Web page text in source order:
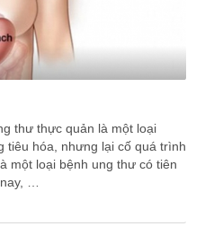
thư thực quản là một loại
tiêu hóa, nhưng lại cố quá trình
một loại bệnh ung thư có tiên
…